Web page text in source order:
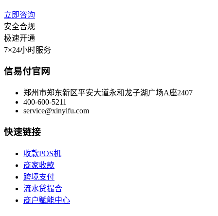
立即咨询
安全合规
极速开通
7×24小时服务
信易付官网
郑州市郑东新区平安大道永和龙子湖广场A座2407
400-600-5211
service@xinyifu.com
快速链接
收款POS机
商家收款
跨境支付
流水贷撮合
商户赋能中心